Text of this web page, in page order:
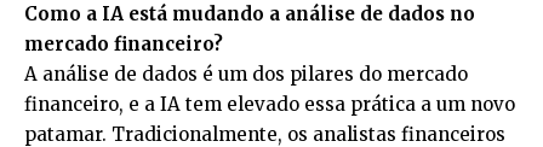
Como a IA está mudando a análise de dados no
mercado financeiro?
A análise de dados é um dos pilares do mercado
financeiro, e a IA tem elevado essa prática a um novo
patamar. Tradicionalmente, os analistas financeiros